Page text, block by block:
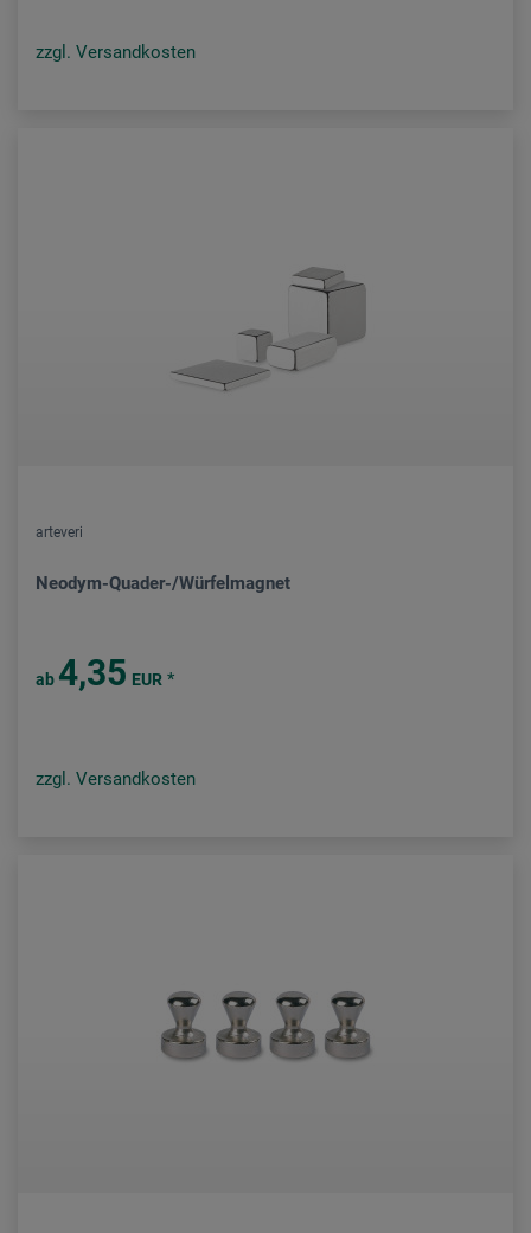
zzgl. Versandkosten
arteveri
Neodym-Quader-/Würfelmagnet
ab 4,35 EUR *
zzgl. Versandkosten